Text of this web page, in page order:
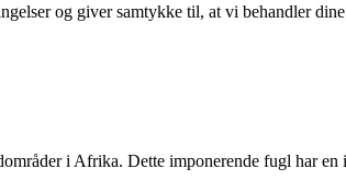
og giver samtykke til, at vi behandler
i Afrika. Dette imponerende fugl har en